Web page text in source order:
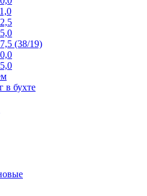
(38/19)
в бухте